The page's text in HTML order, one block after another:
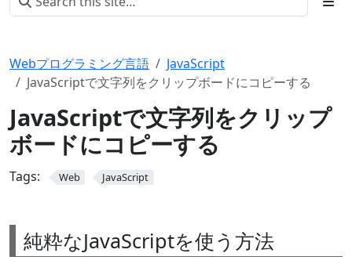
Webプログラミング言語
JavaScript
JavaScriptで文字列をクリップボードにコピーする
JavaScriptで文字列をクリップ
ボードにコピーする
Tags: Web JavaScript
純粋なJavaScriptを使う方法